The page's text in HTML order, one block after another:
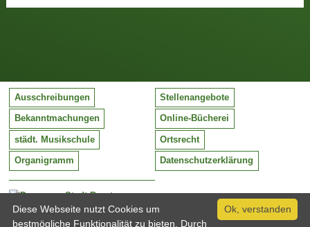
Stadt Barntrup
Mittelstraße 38
32683 Barntrup
Ausschreibungen Stellenangebote
Bekanntmachungen Online-Bücherei
städt. Musikschule Ortsrecht
Organigramm Datenschutzerklärung
Ok, verstanden
Diese Webseite nutzt Cookies um
bestmögliche Funktionalität zu bieten. Durch